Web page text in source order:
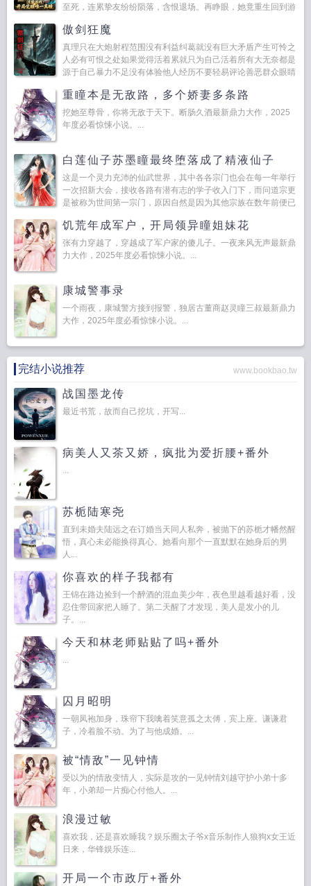
至死，连累挚友纷纷陨落，含恨退场。再睁眼，她竟重生回到游
者血...
傲剑狂魔
真理只在大炮射程范围没有利益纠葛就没有巨大矛盾产生可怜之
人必有可恨之处如果觉得活着累就只为自己活着所有大无奈都是
源于自己暴力不足没有体验他人经历不要轻易评论善恶群众眼睛
不了问题...
重瞳本是无敌路，多个娇妻多条路
挖她至尊骨，你将无敌于天下。断肠久酒最新鼎力大作，2025
年度必看惊悚小说。...
白莲仙子苏墨瞳最终堕落成了精液仙子
这是一个灵力充沛的仙武世界，其中各各宗门也会在每一年举行
一次招新大会，接收各路有潜有志的学子收入门下，而问道宗更
是被称为世间第一宗门，原因自然是因为其他宗族在数年前便已
饥荒年成军户，开局领异瞳姐妹花
张有力穿越了，穿越成了军户家的傻儿子。一夜来风无声最新鼎
力大作，2025年度必看惊悚小说。...
康城警事录
一个雨夜，康城警方接到报警，独居古董商赵灵瞳三叔最新鼎力
大作，2025年度必看惊悚小说。...
完结小说推荐 www.bookbao.tw
战国墨龙传
最近书荒，故而自己挖坑，开写...
病美人又茶又娇，疯批为爱折腰+番外
...
苏栀陆寒尧
直到未婚夫陆远之在订婚当天同人私奔，被抛下的苏栀才幡然醒
悟，真心未必能换得真心。她看向那个一直默默在她身后的男
人...
你喜欢的样子我都有
王锦在路边捡到一个醉酒的混血美少年，夜色里越看越好看，没
忍住带回家把人睡了。第二天醒了才发现，美人是发小的儿
子。...
今天和林老师贴贴了吗+番外
...
囚月昭明
一朝凤袍加身，珠帘下我噙着笑意孤之太傅，宾上座。谦谦君
子，冷着脸不动。为了与他成婚。...
被“情敌”一见钟情
受以为的情敌变情人，实际是攻的一见钟情刘越守护小弟十多
年，小弟却一片痴心付他人。...
浪漫过敏
喜欢我，还是喜欢睡我？娱乐圈太子爷x音乐制作人狼狗x女王近
日来，华锋娱乐连...
开局一个市政厅+番外